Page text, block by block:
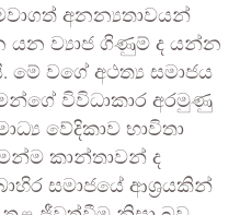
අනන්‍යතාවයන්
යන ව්‍යාජ ගිණුම් ද යන්න
මේ වගේ අථත්‍ය සමාජය
විවිධාකාර අරමුණු
වේදිකාව භාවිතා
කාන්තාවන් ද
සමාජයේ ආශ්‍රයකින්